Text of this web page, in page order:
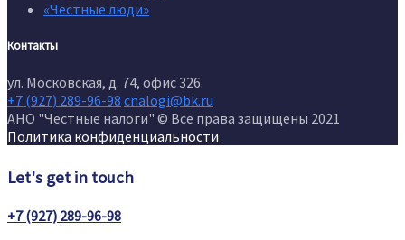
«Честные люди»
Контакты
ул. Московская, д. 74, офис 326.
+7 (927) 289-96-98 cnalogi@bk.ru
АНО "Честные налоги" © Все права защищены 2021
Политика конфиденциальности
Let's get in touch
+7 (927) 289-96-98